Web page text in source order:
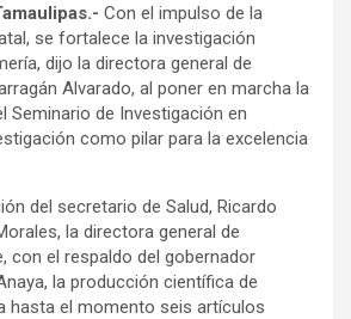
Con el impulso de la
se fortalece la investigación
dijo la directora general de
Alvarado, al poner en marcha la
Seminario de Investigación en
como pilar para la excelencia
del secretario de Salud, Ricardo
la directora general de
con el respaldo del gobernador
la producción científica de
hasta el momento seis artículos